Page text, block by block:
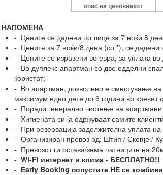
опис на ценовникот
НАПОМЕНА
- Цените се дадени по лице за 7 ноќи 8
- Цените за 7 ноќи/8 дена (со*), се дадени
- Цените се изразени во евра, за уплата
- Во дуплекс апартман со две одделни
користат;
- Во апартман, дозволено е сместување на
максимум едно дете до 6 години во
- Поради генерално чистење на
- Хигиената си ја одржуваат самите
- При резервација задолжителна уплата на
- Организиран превоз од: Штип / Скопје /
- Превозот ги остава/зема патниците на
- Wi-Fi интернет и клима - БЕСПЛАТНО!!
- Еarly Booking попустите НЕ се